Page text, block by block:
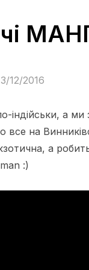
12/2016
індійськи, а
все на
а
:)